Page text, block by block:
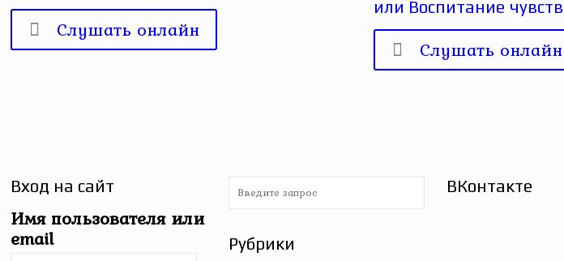
Слушать онлайн
или Воспитание чувств
Слушать онлайн
Вход на сайт
Имя пользователя или
email Рубрики
ВКонтакте